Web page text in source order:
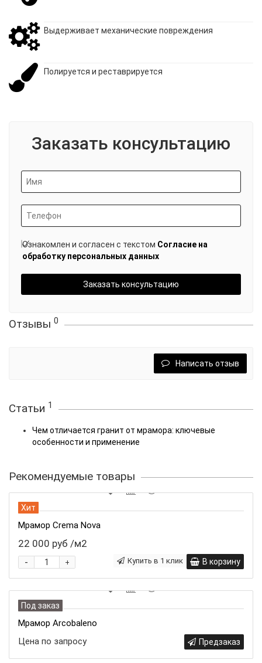
Выдерживает механические повреждения
Полируется и реставрируется
Заказать консультацию
Заказать консультацию
Ознакомлен и согласен с текстом Согласие на
обработку персональных данных
Отзывы 0
Написать отзыв
Статьи 1
Чем отличается гранит от мрамора: ключевые
особенности и применение
Рекомендуемые товары
Хит
Мрамор Crema Nova
22 000 руб /м2
+
- В корзину
Купить в 1 клик
Под заказ
Мрамор Arcobaleno
Цена по запросу
Предзаказ